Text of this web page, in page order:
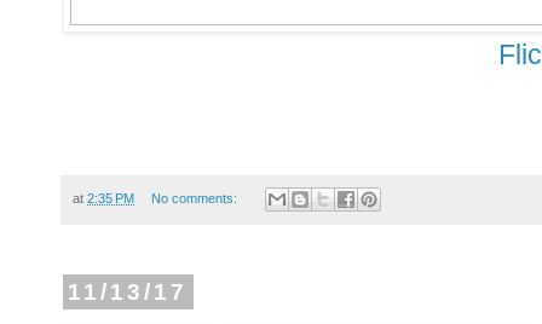
at 2:35 PM No comments:
11/13/17